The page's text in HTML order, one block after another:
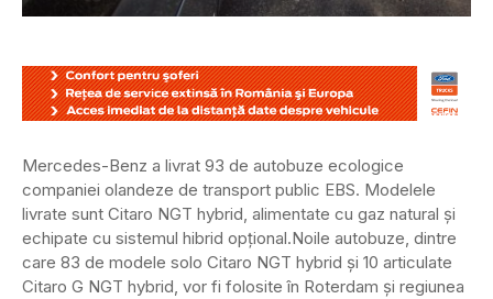
Mercedes-Benz a livrat 93 de autobuze ecologice
companiei olandeze de transport public EBS. Modelele
livrate sunt Citaro NGT hybrid, alimentate cu gaz natural și
echipate cu sistemul hibrid opțional.Noile autobuze, dintre
care 83 de modele solo Citaro NGT hybrid și 10 articulate
Citaro G NGT hybrid, vor fi folosite în Roterdam și regiunea